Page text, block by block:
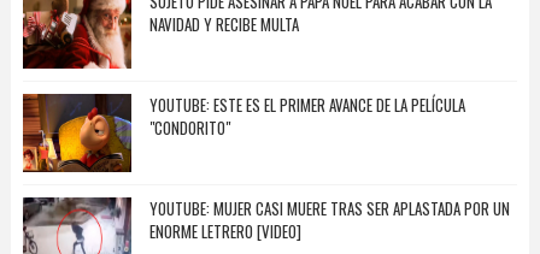
NAVIDAD Y RECIBE MULTA
YOUTUBE: ESTE ES EL PRIMER AVANCE DE LA PELÍCULA
"CONDORITO"
YOUTUBE: MUJER CASI MUERE TRAS SER APLASTADA POR UN
ENORME LETRERO [VIDEO]